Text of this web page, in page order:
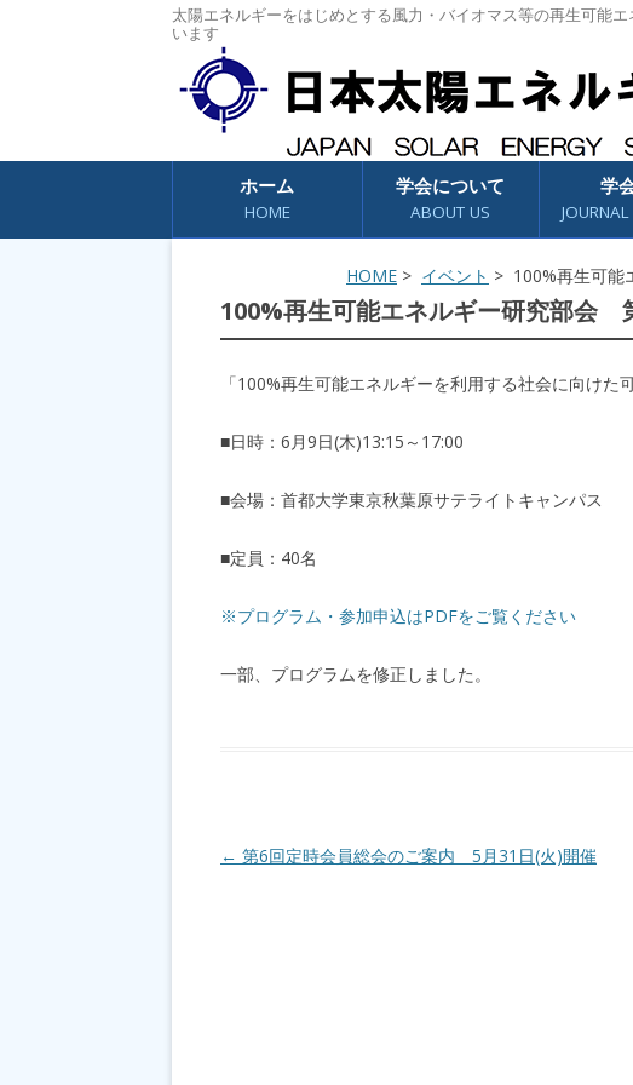
太陽エネルギーをはじめとする風力・バイオマス等の再生可能
います
コンテンツへスキップ
ホーム
HOME
学会について
ABOUT US
学
HOME > イベント > 100%再生可
100%再生可能エネルギー研究部会
「100%再生可能エネルギーを利用する社会に向けた
■日時：6月9日(木)13:15～17:00
■会場：首都大学東京秋葉原サテライトキャンパス
■定員：40名
※プログラム・参加申込はPDFをご覧ください
一部、プログラムを修正しました。
投稿ナビゲーション
← 第6回定時会員総会のご案内 5月31日(火)開催